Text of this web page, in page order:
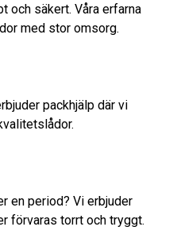
och säkert. Våra erfarna
med stor omsorg.
packhjälp där vi
en period? Vi erbjuder
förvaras torrt och tryggt.